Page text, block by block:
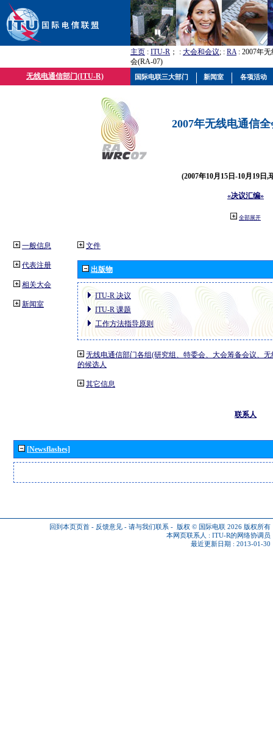
主页 : ITU-R ； : 大会和会议; : RA: 2007年
会(RA-07)
无线电通信部门(ITU-R)
2007年无线电通信
(2007年10月15日-10月19日,
«决议汇编»
全部展开
一般信息
代表注册
相关大会
新闻室
文件
出版物
ITU-R 决议
ITU-R 课题
工作方法指导原则
无线电通信部门各组(研究组、特委会、大会筹备会议、
的候选人
其它信息
联系人
[Newsflashes]
回到本页页首 - 反馈意见 - 请与我们联系 - 版权 © 国际电联 2026 版权所有
本网页联系人 : ITU-R的网络协调员
最近更新日期 : 2013-01-30
国际电联三大部门 新闻室 各项活动